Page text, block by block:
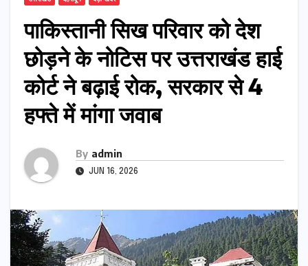
​पाकिस्तानी सिख परिवार को देश
छोड़ने के नोटिस पर उत्तराखंड हाई
कोर्ट ने बढ़ाई रोक, सरकार से 4
हफ्ते में मांगा जवाब
By admin
JUN 16, 2026